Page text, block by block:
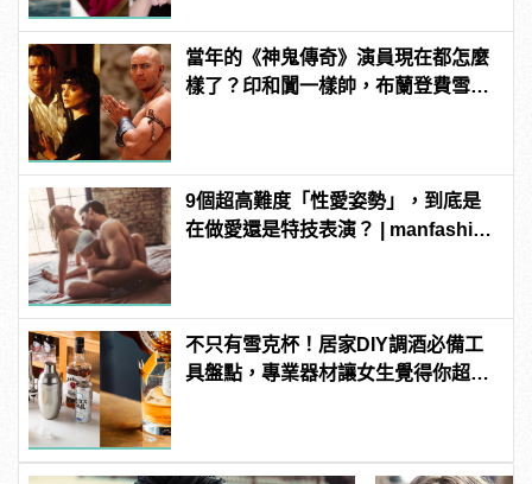
當年的《神鬼傳奇》演員現在都怎麼
樣了？印和闐一樣帥，布蘭登費雪大
9個超高難度「性愛姿勢」，到底是
在做愛還是特技表演？ | manfashion
不只有雪克杯！居家DIY調酒必備工
具盤點，專業器材讓女生覺得你超